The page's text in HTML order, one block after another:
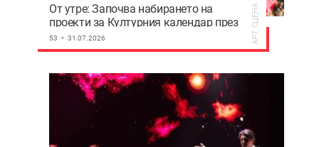
От утре: Започва набирането на
проекти за Културния календар през
2027-а на Пловдив
53 31.07.2026 АРТ СЦЕНА